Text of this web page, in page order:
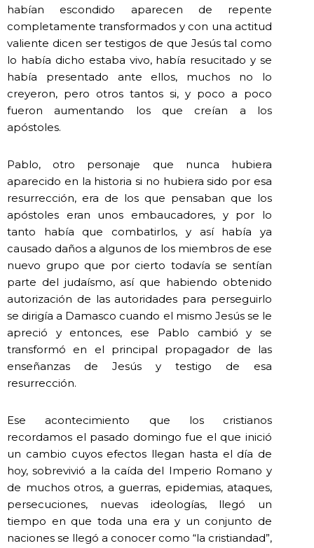
habían escondido aparecen de repente
completamente transformados y con una actitud
valiente dicen ser testigos de que Jesús tal como
lo había dicho estaba vivo, había resucitado y se
había presentado ante ellos, muchos no lo
creyeron, pero otros tantos si, y poco a poco
fueron aumentando los que creían a los
apóstoles.
Pablo, otro personaje que nunca hubiera
aparecido en la historia si no hubiera sido por esa
resurrección, era de los que pensaban que los
apóstoles eran unos embaucadores, y por lo
tanto había que combatirlos, y así había ya
causado daños a algunos de los miembros de ese
nuevo grupo que por cierto todavía se sentían
parte del judaísmo, así que habiendo obtenido
autorización de las autoridades para perseguirlo
se dirigía a Damasco cuando el mismo Jesús se le
apreció y entonces, ese Pablo cambió y se
transformó en el principal propagador de las
enseñanzas de Jesús y testigo de esa
resurrección.
Ese acontecimiento que los cristianos
recordamos el pasado domingo fue el que inició
un cambio cuyos efectos llegan hasta el día de
hoy, sobrevivió a la caída del Imperio Romano y
de muchos otros, a guerras, epidemias, ataques,
persecuciones, nuevas ideologías, llegó un
tiempo en que toda una era y un conjunto de
naciones se llegó a conocer como “la cristiandad”,